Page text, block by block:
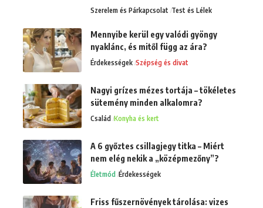
Szerelem és Párkapcsolat Test és Lélek
Mennyibe kerül egy valódi gyöngy
nyaklánc, és mitől függ az ára?
Érdekességek Szépség és divat
Nagyi grízes mézes tortája – tökéletes
sütemény minden alkalomra?
Család Konyha és kert
A 6 győztes csillagjegy titka – Miért
nem elég nekik a „középmezőny”?
Életmód Érdekességek
Friss fűszernövények tárolása: vizes